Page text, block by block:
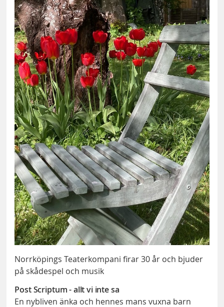
Norrköpings Teaterkompani firar 30 år och bjuder
på skådespel och musik
Post Scriptum - allt vi inte sa
En nybliven änka och hennes mans vuxna barn